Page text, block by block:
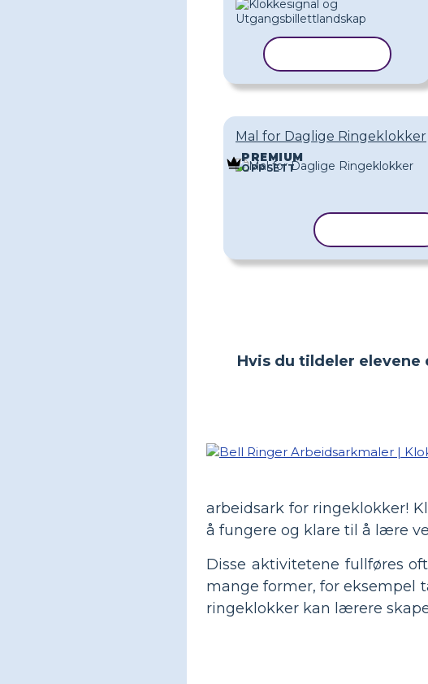
Mal for Daglige Ringeklokker
PREMIUM
OPPSETT
Hvis du tildeler
arbeidsark for ringeklokker!
å fungere og klare til å lære
Disse aktivitetene fullføres
mange former, for eksempel
ringeklokker kan lærere